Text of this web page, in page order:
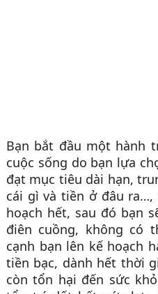
Bạn bắt đầu một hành
cuộc sống do bạn lựa
đạt mục tiêu dài hạn,
cái gì và tiền ở đâu
hoạch hết, sau đó bạn
điên cuồng, không có
cạnh bạn lên kế hoạch
tiền bạc, dành hết thời
còn tổn hại đến sức